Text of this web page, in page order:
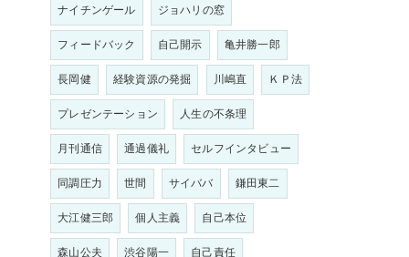
ナイチンゲール
ジョハリの窓
フィードバック
自己開示
亀井勝一郎
長岡健
経験資源の発掘 川嶋直
ＫＰ法
プレゼンテーション
人生の不条理
月刊通信
通過儀礼
セルフインタビュー
同調圧力
世間 サイババ
鎌田東二
大江健三郎
個人主義
自己本位
森山公夫
渋谷陽一
自己責任